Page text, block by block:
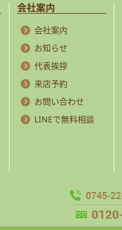
会社案内
会社案内
お知らせ
代表挨拶
来店予約
お問い合わせ
LINEで無料相談